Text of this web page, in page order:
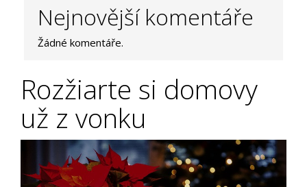
Nejnovější komentáře
Žádné komentáře.
Rozžiarte si domovy
už z vonku